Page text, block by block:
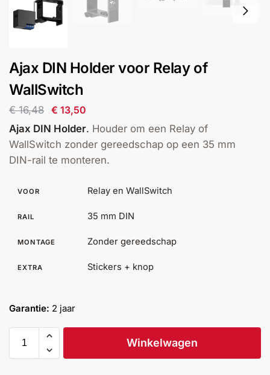
Branddetectie
Outlet SALE
Help &
service
Ajax DIN Holder voor Relay of
WallSwitch
€16,48 € 13,50
Ajax DIN Holder. Houder om een Relay of
WallSwitch zonder gereedschap op een 35 mm
DIN-rail te monteren.
VOOR Relay en WallSwitch
RAIL 35 mm DIN
MONTAGE Zonder gereedschap
EXTRA Stickers + knop
Garantie: 2 jaar
Winkelwagen